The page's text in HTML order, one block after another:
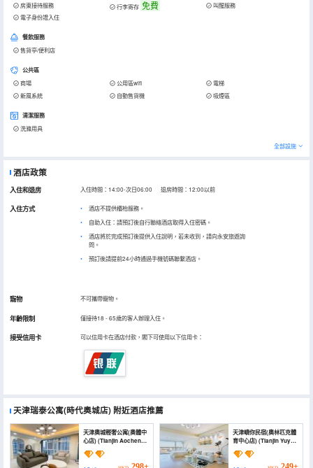
房東接待服務 行李寄存 免費
叫醒服務
電子身份證入住
餐飲服務
售貨亭/便利店
公共區
商場 公用區wifi
電梯
新風系統
自動售貨機 吸煙區
清潔服務
洗滌用具
全部設施
酒店政策
入住和退房 入住時間：14:00-次日06:00 退房時間：12:00以前
入住方式
酒店不提供櫃枱服務。
自助入住：請預訂後自行聯絡酒店取得入住密碼。
酒店將於完成預訂後提供入住說明，若未收到，請向永安旅遊詢
問。
預訂後請提前24小時通過手機號碼聯繫酒店。
寵物 不可攜帶寵物。
年齡限制 僅接待18 - 65歲的客人辦理入住。
接受信用卡 可以信用卡在酒店付款，閣下可使用以下信用卡：
天津瑞泰公寓(時代奧城店) 附近酒店推薦
天津奧城輕奢公寓(奧體中
心店) (Tianjin Aocheng
Light Luxury Serviced
Apartment (Olympic
Sports Center))
天津嶼你民宿(奧林匹克體
育中心店) (Tianjin Yuyou
Homestay (Olympic
Sports Center))